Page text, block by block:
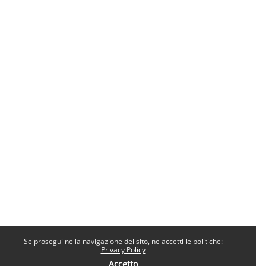
Se prosegui nella navigazione del sito, ne accetti le politiche:
Privacy Policy